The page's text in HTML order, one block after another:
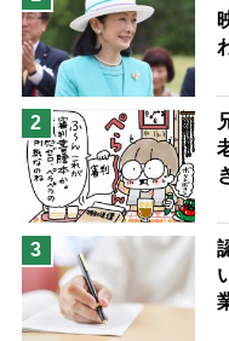
息子の遠距離介護サ
兄がボケました
予防法
2
3